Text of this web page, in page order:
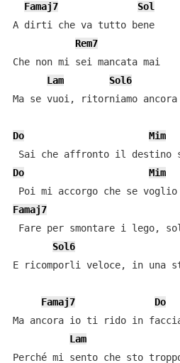
Famaj7
Sol
A dirti che va tutto bene
Rem7
Che non mi sei mancata mai
Lam
Sol6
Ma se vuoi, ritorniamo
Do Mim
Do Mim
Famaj7
Fare per smontare i lego,
Sol6
E ricomporli veloce, in una
Famaj7
Do
Ma ancora io ti rido in
Lam
Perché mi sento che sto